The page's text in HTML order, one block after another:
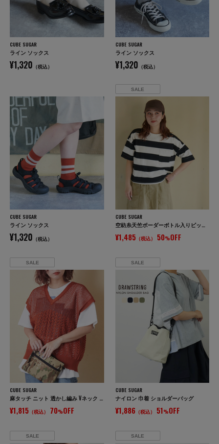
CUBE SUGAR
ライン ソックス
¥1,320 （税込）
CUBE SUGAR
ライン ソックス
¥1,320 （税込）
CUBE SUGAR
ライン ソックス
¥1,320 （税込）
SALE
CUBE SUGAR
空紡糸天竺ボーダーボトル入りビッグTシャツ
¥1,485（税込） 50%OFF
SALE
CUBE SUGAR
麻タッチ ニット 透かし編み Vネック ベスト
¥1,815 （税込） 70%OFF
SALE
CUBE SUGAR
ナイロン 巾着 ショルダーバッグ
¥1,886（税込） 51%OFF
SALE SALE